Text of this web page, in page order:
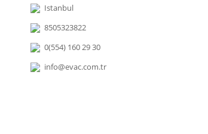
Istanbul
8505323822
0(554) 160 29 30
info@evac.com.tr